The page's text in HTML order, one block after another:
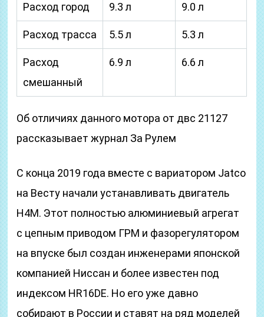
Расход город 9.3 л 9.0 л
Расход трасса 5.5 л 5.3 л
Расход
смешанный
6.9 л 6.6 л
Об отличиях данного мотора от двс 21127
рассказывает журнал За Рулем
С конца 2019 года вместе с вариатором Jatco
на Весту начали устанавливать двигатель
Н4М. Этот полностью алюминиевый агрегат
с цепным приводом ГРМ и фазорегулятором
на впуске был создан инженерами японской
компанией Ниссан и более известен под
индексом HR16DE. Но его уже давно
собирают в России и ставят на ряд моделей